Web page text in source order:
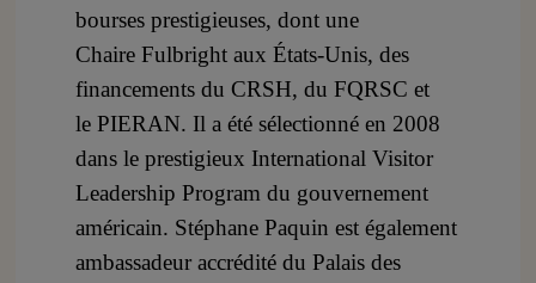
bourses prestigieuses, dont une
Chaire Fulbright aux États-Unis, des
financements du CRSH, du FQRSC et
le PIERAN. Il a été sélectionné en 2008
dans le prestigieux International Visitor
Leadership Program du gouvernement
américain. Stéphane Paquin est également
ambassadeur accrédité du Palais des